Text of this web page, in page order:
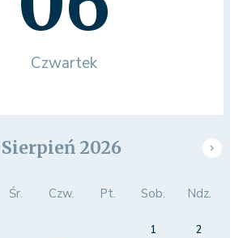
Czwartek
Sierpień 2026
Śr. Czw. Pt. Sob. Ndz.
1
2